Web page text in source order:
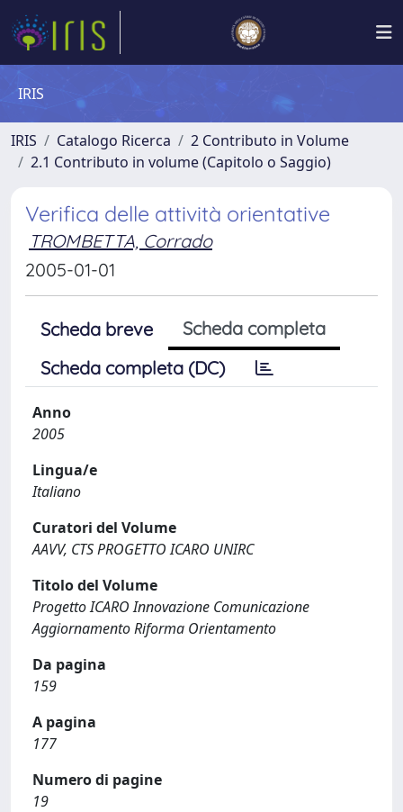
IRIS
IRIS Catalogo Ricerca
2 Contributo in Volume
2.1 Contributo in volume (Capitolo o Saggio)
Verifica delle attività orientative
TROMBETTA, Corrado
2005-01-01
Scheda breve
Scheda completa
Scheda completa (DC)
Anno
2005
Lingua/e
Italiano
Curatori del Volume
AAVV, CTS PROGETTO ICARO UNIRC
Titolo del Volume
Progetto ICARO Innovazione Comunicazione
Aggiornamento Riforma Orientamento
Da pagina
159
A pagina
177
Numero di pagine
19